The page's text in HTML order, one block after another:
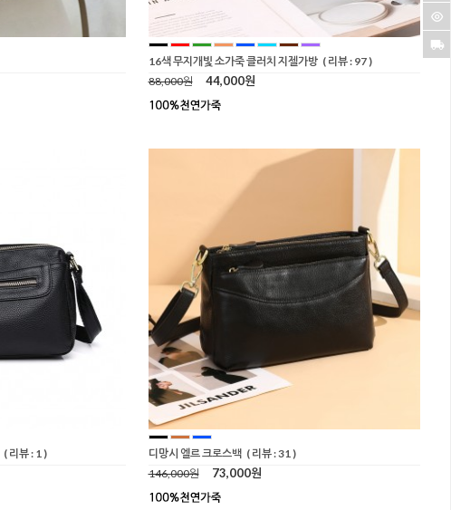
16색 무지개빛 소가죽 클러치 지젤가방 ( 리뷰 : 97 )
88,000원
44,000원
( 리뷰 : 1 )
디망시 엘르 크로스백 ( 리뷰 : 31 )
146,000원
73,000원